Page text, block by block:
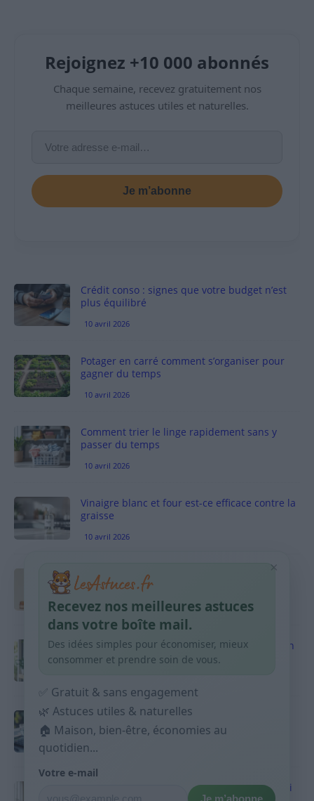
Rejoignez +10 000 abonnés
Chaque semaine, recevez gratuitement nos
meilleures astuces utiles et naturelles.
Je m’abonne
Crédit conso : signes que votre budget n’est
plus équilibré
10 avril 2026
Potager en carré comment s’organiser pour
gagner du temps
10 avril 2026
Comment trier le linge rapidement sans y
passer du temps
10 avril 2026
Vinaigre blanc et four est-ce efficace contre la
graisse
10 avril 2026
Taches pigmentaires : routine simple +
habitudes qui aident
9 avril 2026
Produits ménagers : comment économiser en
courses sans acheter 10 sprays
Budget mensuel : méthode rapide pour
répartir son salaire dès le jour de paie
9 avril 2026
Sport 10 minutes par jour est-ce utile et quoi
×
Recevez nos meilleures astuces
dans votre boîte mail.
Des idées simples pour économiser, mieux
consommer et prendre soin de vous.
✅ Gratuit & sans engagement
🌿 Astuces utiles & naturelles
🏠 Maison, bien-être, économies au
quotidien...
Votre e-mail
Je m’abonne